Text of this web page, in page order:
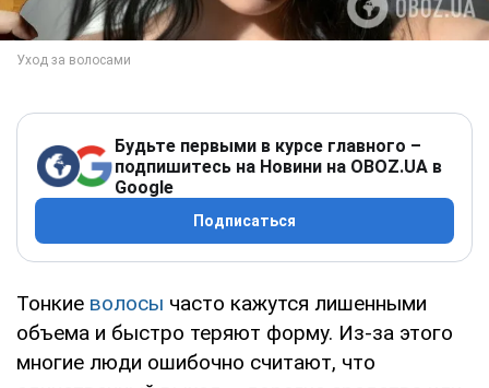
Будьте первыми в курсе главного –
подпишитесь на Новини на OBOZ.UA в
Google
Подписаться
Тонкие волосы часто кажутся лишенными
объема и быстро теряют форму. Из-за этого
многие люди ошибочно считают, что